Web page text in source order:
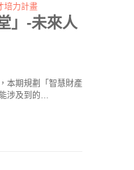
」-未來人
本期規劃「智慧財產
涉及到的…